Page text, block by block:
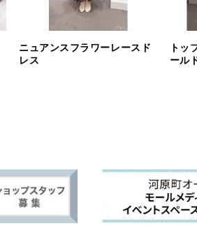
ニュアンスフラワーレースド
レス
トッ
ール